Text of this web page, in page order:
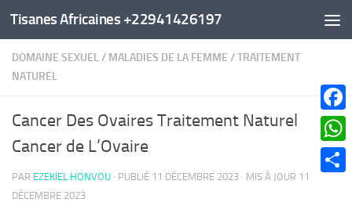
Au dessous du contenu
Tisanes Africaines +22941426197
DOMAINE SEXUEL/ MALADIES DE LA FEMME /TRAITEMENT
NATUREL
Cancer Des Ovaires Traitement Naturel
Cancer de L’Ovaire
PAR EZEKIEL HONVOU · PUBLIÉ 11 DÉCEMBRE 2023 · MIS À JOUR 11
DÉCEMBRE 2023